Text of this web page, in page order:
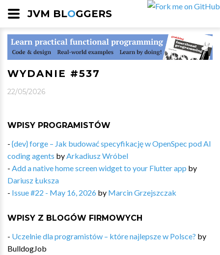
JVM BLOGGERS
WYDANIE #537
22/05/2026
WPISY PROGRAMISTÓW
- {dev} forge – Jak budować specyfikację w OpenSpec pod AI
coding agents by Arkadiusz Wróbel
- Add a native home screen widget to your Flutter app by
Dariusz Łuksza
- Issue #22 - May 16, 2026 by Marcin Grzejszczak
WPISY Z BLOGÓW FIRMOWYCH
- Uczelnie dla programistów – które najlepsze w Polsce? by
BulldogJob